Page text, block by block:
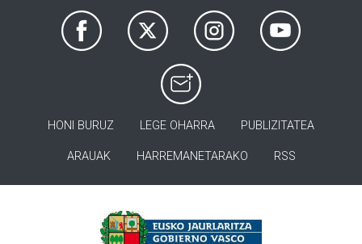
HONI BURUZ LEGE OHARRA PUBLIZITATEA
ARAUAK HARREMANETARAKO RSS